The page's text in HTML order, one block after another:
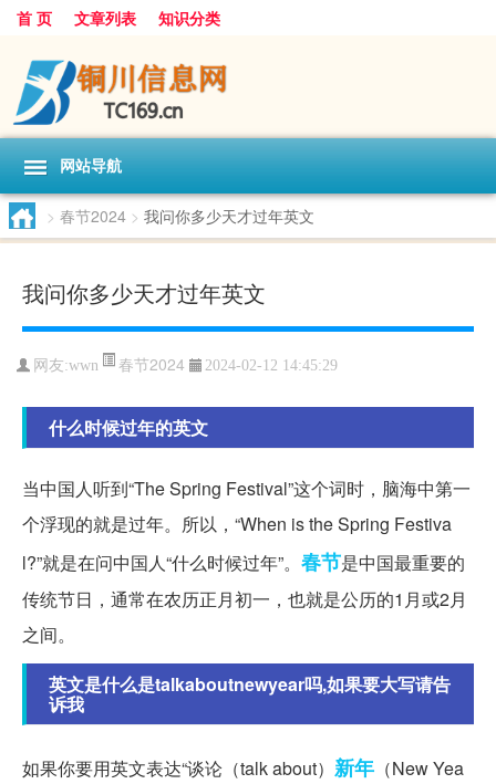
首 页 文章列表 知识分类
网站导航
> 春节2024 > 我问你多少天才过年英文
我问你多少天才过年英文
网友:wwn 春节2024 2024-02-12 14:45:29
什么时候过年的英文
当中国人听到“The Spring Festival”这个词时，脑海中第一
个浮现的就是过年。所以，“When is the Spring Festiva
l?”就是在问中国人“什么时候过年”。 春节是中国最重要的
传统节日，通常在农历正月初一，也就是公历的1月或2月
之间。
英文是什么是talkaboutnewyear吗,如果要大写请告
诉我
如果你要用英文表达“谈论（talk about） 新年 （New Yea